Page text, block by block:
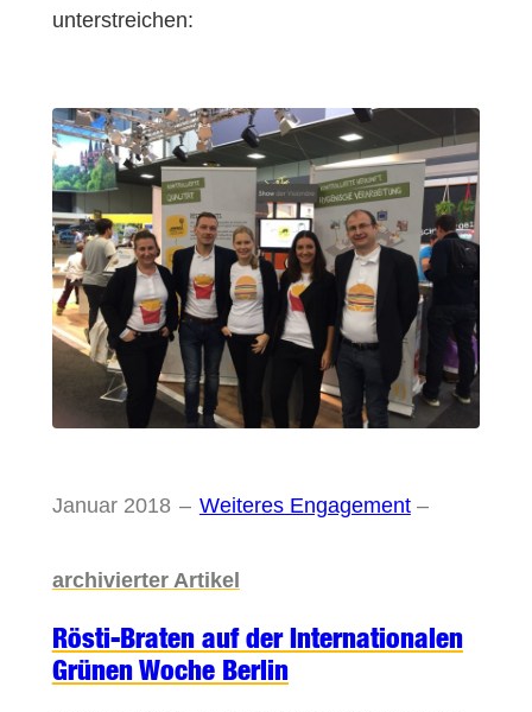
unterstreichen:
Januar 2018 – Weiteres Engagement–
archivierter Artikel
Rösti-Braten auf der Internationalen
Grünen Woche Berlin